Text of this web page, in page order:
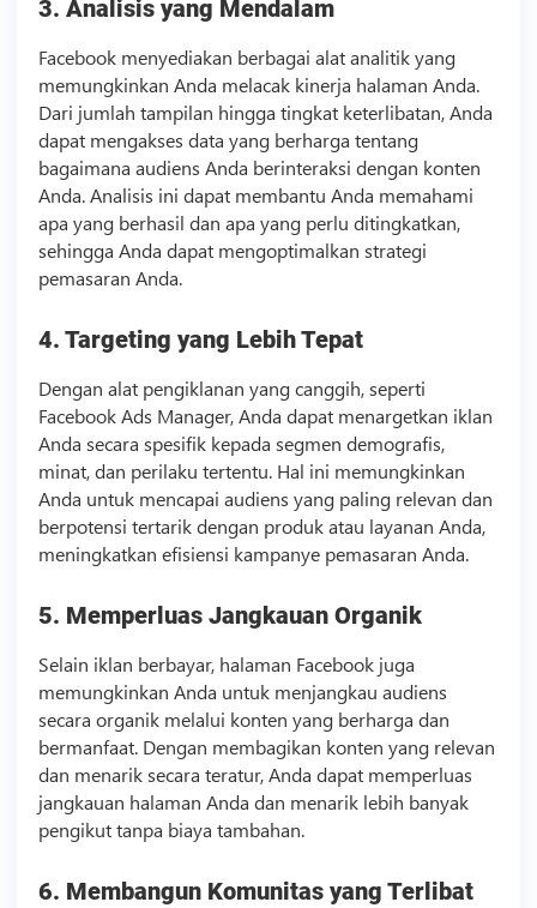
3. Analisis yang Mendalam
Facebook menyediakan berbagai alat analitik yang
memungkinkan Anda melacak kinerja halaman Anda.
Dari jumlah tampilan hingga tingkat keterlibatan, Anda
dapat mengakses data yang berharga tentang
bagaimana audiens Anda berinteraksi dengan konten
Anda. Analisis ini dapat membantu Anda memahami
apa yang berhasil dan apa yang perlu ditingkatkan,
sehingga Anda dapat mengoptimalkan strategi
pemasaran Anda.
4. Targeting yang Lebih Tepat
Dengan alat pengiklanan yang canggih, seperti
Facebook Ads Manager, Anda dapat menargetkan iklan
Anda secara spesifik kepada segmen demografis,
minat, dan perilaku tertentu. Hal ini memungkinkan
Anda untuk mencapai audiens yang paling relevan dan
berpotensi tertarik dengan produk atau layanan Anda,
meningkatkan efisiensi kampanye pemasaran Anda.
5. Memperluas Jangkauan Organik
Selain iklan berbayar, halaman Facebook juga
memungkinkan Anda untuk menjangkau audiens
secara organik melalui konten yang berharga dan
bermanfaat. Dengan membagikan konten yang relevan
dan menarik secara teratur, Anda dapat memperluas
jangkauan halaman Anda dan menarik lebih banyak
pengikut tanpa biaya tambahan.
6. Membangun Komunitas yang Terlibat